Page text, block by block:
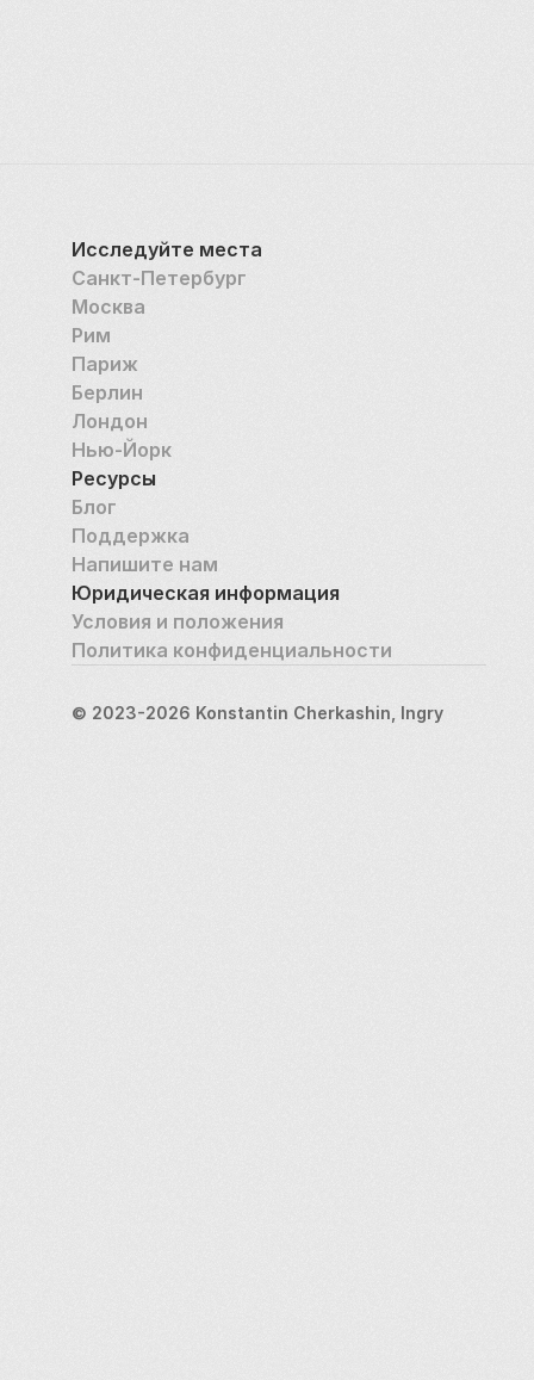
Исследуйте места
Санкт-Петербург
Москва
Рим
Париж
Берлин
Лондон
Нью-Йорк
Ресурсы
Блог
Поддержка
Напишите нам
Юридическая информация
Условия и положения
Политика конфиденциальности
© 2023-2026 Konstantin Cherkashin, Ingry